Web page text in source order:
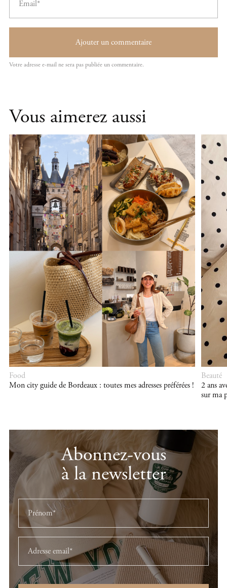
Vous aimerez aussi
Food
Mon city guide de Bordeaux : toutes mes adresses préférées !
Beauté
2 ans
sur ma
Abonnez-vous
à la newsletter